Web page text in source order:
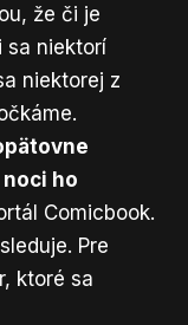
že či je
sa niektorí
niektorej z
ho
Comicbook.
Pre
ktoré sa